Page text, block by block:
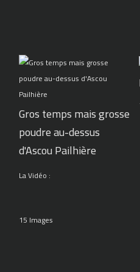
Gros temps mais grosse
poudre au-dessus
d'Ascou Pailhière
La Vidéo :
15 Images